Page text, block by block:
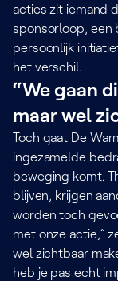
acties zit iemand
sponsorloop, een
persoonlijk
het verschil.
“We gaan
maar wel
Toch gaat De
ingezamelde
beweging komt.
blijven, krijgen
worden toch
met onze actie,”
wel zichtbaar
heb je pas echt